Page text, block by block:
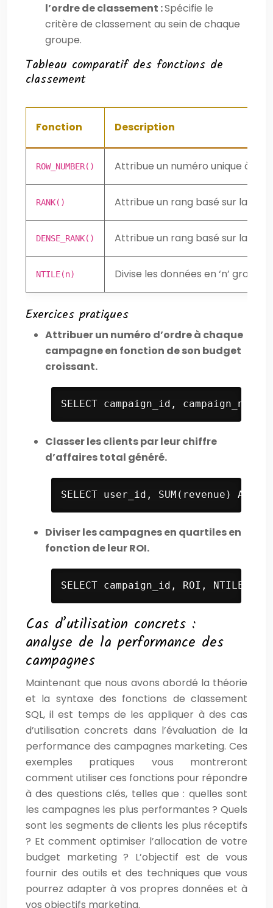
l’ordre de classement :Spécifie le
critère de classement au sein de chaque
groupe.
Tableau comparatif des fonctions de
classement
Fonction Description
ROW_NUMBER() Attribue un numéro unique à
RANK() Attribue un rang basé sur la
DENSE_RANK() Attribue un rang basé sur la
NTILE(n) Divise les données en ‘n’ groupes.
Exercices pratiques
Attribuer un numéro d’ordre à chaque
campagne en fonction de son budget
croissant.
SELECT campaign_id, campaign_name,
Classer les clients par leur chiffre
d’affaires total généré.
SELECT user_id, SUM(revenue) AS
Diviser les campagnes en quartiles en
fonction de leur ROI.
SELECT campaign_id, ROI, NTILE(4)
Cas d’utilisation concrets :
analyse de la performance des
campagnes
Maintenant que nous avons abordé la théorie
et la syntaxe des fonctions de classement
SQL, il est temps de les appliquer à des cas
d’utilisation concrets dans l’évaluation de la
performance des campagnes marketing. Ces
exemples pratiques vous montreront
comment utiliser ces fonctions pour répondre
à des questions clés, telles que : quelles sont
les campagnes les plus performantes ? Quels
sont les segments de clients les plus réceptifs
? Et comment optimiser l’allocation de votre
budget marketing ? L’objectif est de vous
fournir des outils et des techniques que vous
pourrez adapter à vos propres données et à
vos objectifs marketing.